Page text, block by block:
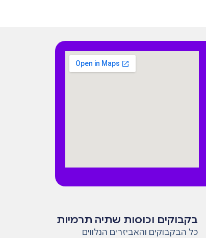
בקבוקים וכוסות שתיה תרמיות
כל הבקבוקים והאביזרים הנלווים